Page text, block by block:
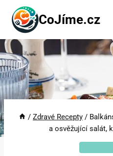
Přeskočit
obsah
CoJíme.cz
/ Zdravé Recepty /
a osvěžující salát,